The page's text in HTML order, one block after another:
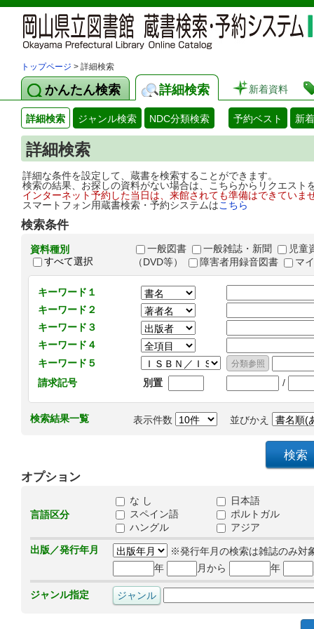
トップページ > 詳細検索
かんたん検索 詳細検索 新着資料
詳細検索 ジャンル検索 NDC分類検索 予約ベスト 新
詳細検索
詳細な条件を設定して、蔵書を検索することができます。
検索の結果、お探しの資料がない場合は、こちらからリクエス
インターネット予約した当日は、来館されても準備はできてい
スマートフォン用蔵書検索・予約システムはこちら
検索条件
資料種別
すべて選択
一般図書 一般雑誌・新聞
児童
（DVD等）
障害者用録音図書 マ
キーワード１
キーワード２
キーワード３
キーワード４
キーワード５
請求記号
別置 /
検索結果一覧 表示件数 並びかえ
オプション
言語区分
な し
日本語
スペイン語
ポルトガル
ハングル
アジア
出版／発行年月
※発行年月の検索は雑誌のみ対
年
月から 年
ジャンル指定